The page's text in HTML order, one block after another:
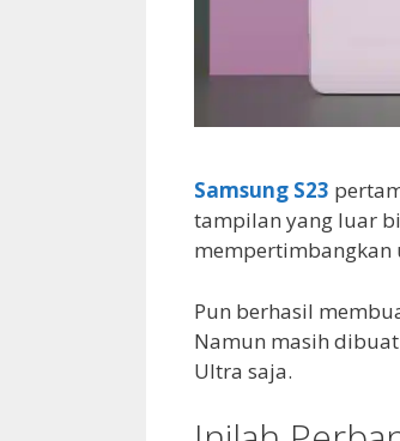
Samsung S23
tampilan yang luar
mempertimbangkan
Pun berhasil
Namun masih
Ultra saja.